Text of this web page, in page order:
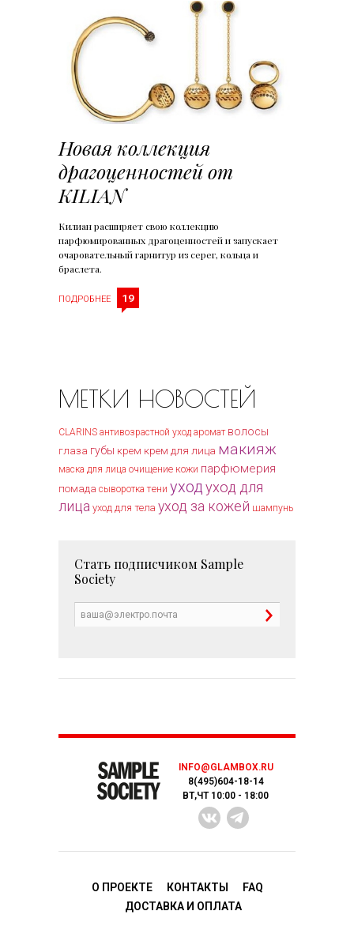
Новая коллекция
драгоценностей от
KILIAN
Килиан расширяет свою коллекцию
парфюмированных драгоценностей и запускает
очаровательный гарнитур из серег, кольца и
браслета.
ПОДРОБНЕЕ 19
МЕТКИ НОВОСТЕЙ
CLARINS антивозрастной уход аромат волосы
глаза губы крем крем для лица макияж
маска для лица очищение кожи парфюмерия
помада сыворотка тени уходуход для
лица уход для тела уход за кожей шампунь
Стать подписчиком Sample
Society
INFO@GLAMBOX.RU
8(495)604-18-14
ВТ,ЧТ 10:00 - 18:00
О ПРОЕКТЕ КОНТАКТЫ
FAQ
ДОСТАВКA И ОПЛАТА